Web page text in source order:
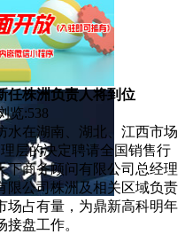
任株洲负责人将到位
览:538
水在湖南、湖北、江西市场
层的决定聘请全国销售行
下商务顾问有限公司总经理
限公司株洲及相关区域负责
场占有量，为鼎新高科明年
盘工作。